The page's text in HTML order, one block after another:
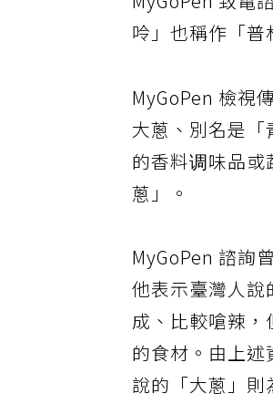
MyGoPen 致電
呤」也稱作「普
MyGoPen 檢視
大蔥、別名是
的香料调味品
蔥」。
MyGoPen 諮詢
他表示臺灣人
成、比較嗆辣
的食材。由上